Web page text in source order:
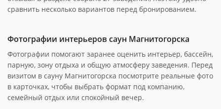
сравнить несколько вариантов перед бронированием.
Фотографии интерьеров саун Магнитогорска
Фотографии помогают заранее оценить интерьер, бассейн,
парную, зону отдыха и общую атмосферу заведения. Перед
визитом в сауну Магнитогорска посмотрите реальные фото
в карточках, чтобы выбрать формат под компанию,
семейный отдых или спокойный вечер.